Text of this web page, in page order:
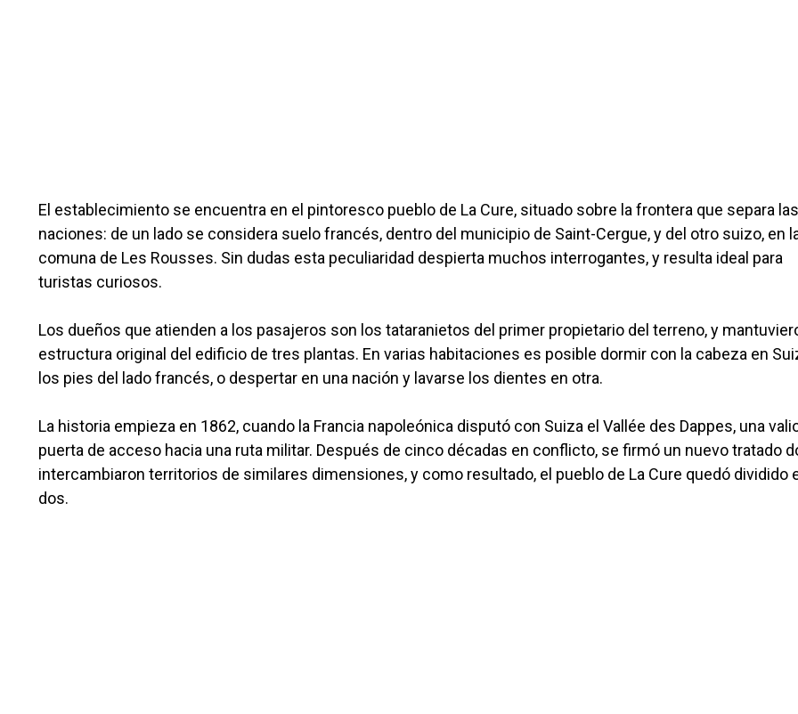
El establecimiento se encuentra en el pintoresco pueblo de La Cure, situado sobre la frontera que separa
naciones: de un lado se considera suelo francés, dentro del municipio de Saint-Cergue, y del otro suizo, en
comuna de Les Rousses. Sin dudas esta peculiaridad despierta muchos interrogantes, y resulta ideal para
turistas curiosos.
Los dueños que atienden a los pasajeros son los tataranietos del primer propietario del terreno, y
estructura original del edificio de tres plantas. En varias habitaciones es posible dormir con la cabeza en
los pies del lado francés, o despertar en una nación y lavarse los dientes en otra.
La historia empieza en 1862, cuando la Francia napoleónica disputó con Suiza el Vallée des Dappes, una
puerta de acceso hacia una ruta militar. Después de cinco décadas en conflicto, se firmó un nuevo tratado
intercambiaron territorios de similares dimensiones, y como resultado, el pueblo de La Cure quedó dividido
dos.